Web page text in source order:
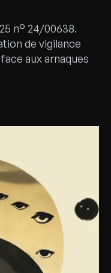
n° 24/00638.
de vigilance
aux arnaques